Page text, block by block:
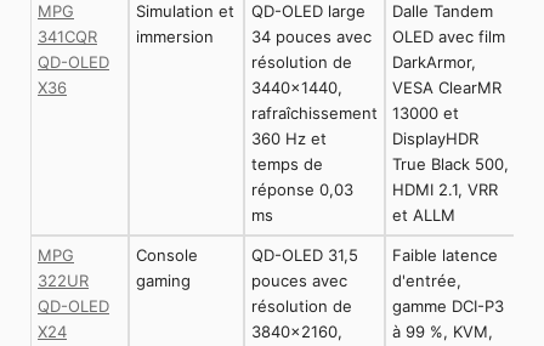
MPG
341CQR
QD-OLED
X36
Simulation et
immersion
QD-OLED large
34 pouces avec
résolution de
3440x1440,
rafraîchissement
360 Hz et
temps de
réponse 0,03
ms
Dalle Tandem
OLED avec film
DarkArmor,
VESA ClearMR
13000 et
DisplayHDR
True Black 500,
HDMI 2.1, VRR
et ALLM
MPG
322UR
QD-OLED
X24
Console
gaming
QD-OLED 31,5
pouces avec
résolution de
3840x2160,
Faible latence
d'entrée,
gamme DCI-P3
à 99 %, KVM,